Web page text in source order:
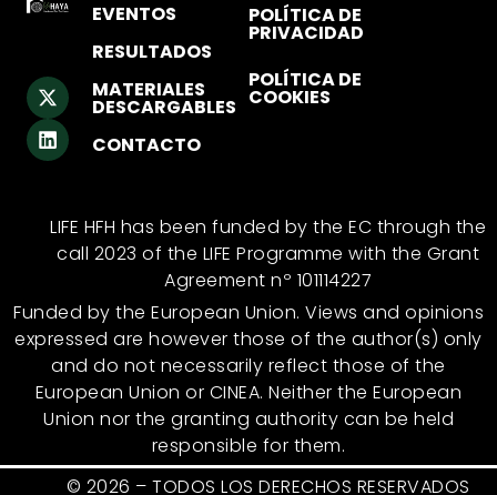
EVENTOS
RESULTADOS
MATERIALES
DESCARGABLES
CONTACTO
POLÍTICA DE
PRIVACIDAD
POLÍTICA DE
COOKIES
LIFE HFH has been funded by the EC through the
call 2023 of the LIFE Programme with the Grant
Agreement nº 101114227
Funded by the European Union. Views and opinions
expressed are however those of the author(s) only
and do not necessarily reflect those of the
European Union or CINEA. Neither the European
Union nor the granting authority can be held
responsible for them.
© 2026 – TODOS LOS DERECHOS RESERVADOS